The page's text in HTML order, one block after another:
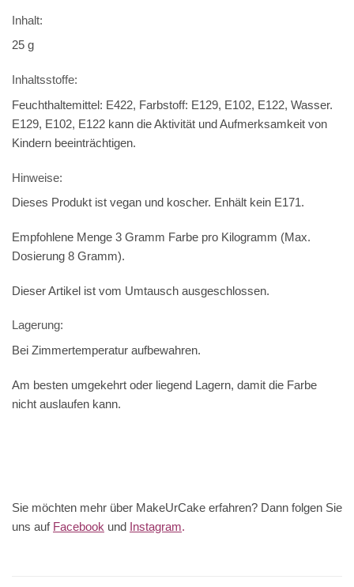
Inhalt:
25 g
Inhaltsstoffe:
Feuchthaltemittel: E422, Farbstoff: E129, E102, E122, Wasser.
E129, E102, E122 kann die Aktivität und Aufmerksamkeit von
Kindern beeinträchtigen.
Hinweise:
Dieses Produkt ist vegan und koscher. Enhält kein E171.
Empfohlene Menge 3 Gramm Farbe pro Kilogramm (Max.
Dosierung 8 Gramm).
Dieser Artikel ist vom Umtausch ausgeschlossen.
Lagerung:
Bei Zimmertemperatur aufbewahren.
Am besten umgekehrt oder liegend Lagern, damit die Farbe
nicht auslaufen kann.
Sie möchten mehr über MakeUrCake erfahren? Dann folgen Sie
uns auf Facebook und Instagram.